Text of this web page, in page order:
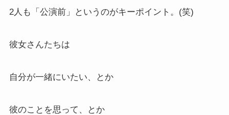
2人も「公演前」というのがキーポイント。(笑)
彼女さんたちは
自分が一緒にいたい、とか
彼のことを思って、とか